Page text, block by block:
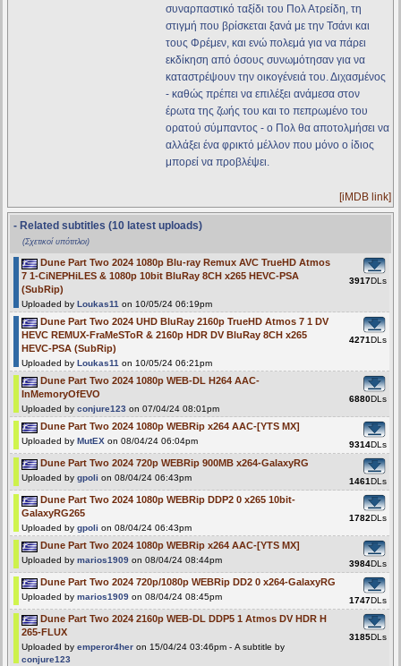
συναρπαστικό ταξίδι του Πολ Ατρείδη, τη
στιγμή που βρίσκεται ξανά με την Τσάνι και
τους Φρέμεν, και ενώ πολεμά για να πάρει
εκδίκηση από όσους συνωμότησαν για να
καταστρέψουν την οικογένειά του. Διχασμένος
- καθώς πρέπει να επιλέξει ανάμεσα στον
έρωτα της ζωής του και το πεπρωμένο του
ορατού σύμπαντος - ο Πολ θα αποτολμήσει να
αλλάξει ένα φρικτό μέλλον που μόνο ο ίδιος
μπορεί να προβλέψει.
[iMDB link]
- Related subtitles (10 latest uploads)
(Σχετικοί υπότιτλοι)
Dune Part Two 2024 1080p Blu-ray Remux AVC TrueHD Atmos
7 1-CiNEPHiLES & 1080p 10bit BluRay 8CH x265 HEVC-PSA
(SubRip)
Uploaded by Loukas11 on 10/05/24 06:19pm
3917DLs
Dune Part Two 2024 UHD BluRay 2160p TrueHD Atmos 7 1 DV
HEVC REMUX-FraMeSToR & 2160p HDR DV BluRay 8CH x265
HEVC-PSA (SubRip)
Uploaded by Loukas11 on 10/05/24 06:21pm
4271DLs
Dune Part Two 2024 1080p WEB-DL H264 AAC-
InMemoryOfEVO
Uploaded by conjure123 on 07/04/24 08:01pm
6880DLs
Dune Part Two 2024 1080p WEBRip x264 AAC-[YTS MX]
Uploaded by MutEX on 08/04/24 06:04pm 9314DLs
Dune Part Two 2024 720p WEBRip 900MB x264-GalaxyRG
Uploaded by gpoli on 08/04/24 06:43pm 1461DLs
Dune Part Two 2024 1080p WEBRip DDP2 0 x265 10bit-
GalaxyRG265
Uploaded by gpoli on 08/04/24 06:43pm
1782DLs
Dune Part Two 2024 1080p WEBRip x264 AAC-[YTS MX]
Uploaded by marios1909 on 08/04/24 08:44pm 3984DLs
Dune Part Two 2024 720p/1080p WEBRip DD2 0 x264-GalaxyRG
Uploaded by marios1909 on 08/04/24 08:45pm 1747DLs
Dune Part Two 2024 2160p WEB-DL DDP5 1 Atmos DV HDR H
265-FLUX
Uploaded by emperor4her on 15/04/24 03:46pm - A subtitle by
conjure123
3185DLs